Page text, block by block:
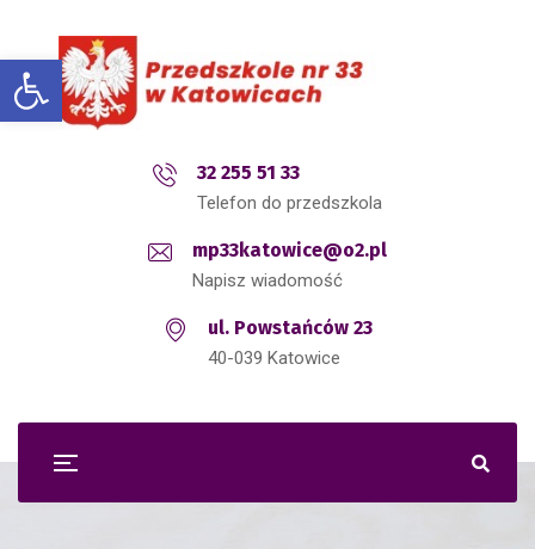
Open toolbar
32 255 51 33
Telefon do przedszkola
mp33katowice@o2.pl
Napisz wiadomość
ul. Powstańców 23
40-039 Katowice